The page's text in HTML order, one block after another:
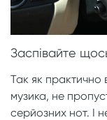
Заспівайте
Так як практично
музика, не
серйозних нот. І